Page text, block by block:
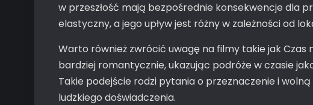
w przeszłość mają bezpośrednie konsekwencje dla
elastyczny, a jego upływ jest różny w zależności od
Warto również zwrócić uwagę na filmy takie jak
bardziej romantycznie, ukazując podróże w czasie
Takie podejście rodzi pytania o przeznaczenie i
ludzkiego doświadczenia.